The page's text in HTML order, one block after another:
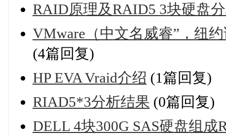
RAID原理及RAID5 3块硬盘
VMware（中文名威睿”，纽
(4篇回复)
HP EVA Vraid介绍 (1篇回复)
RIAD5*3分析结果 (0篇回复)
DELL 4块300G SAS硬盘组